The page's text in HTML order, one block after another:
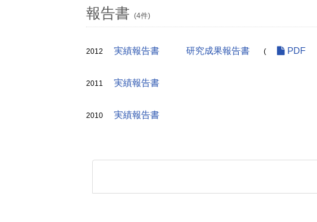
報告書 (4件)
2012 実績報告書 研究成果報告書 ( PDF
2011 実績報告書
2010 実績報告書